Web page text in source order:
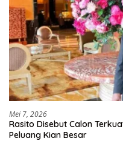
Mei 7, 2026
Rasito Disebut Calon
Peluang Kian Besar